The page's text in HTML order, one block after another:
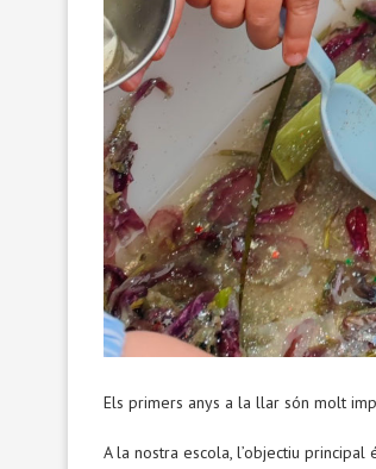
Els primers anys a la llar són molt
A la nostra escola, l’objectiu